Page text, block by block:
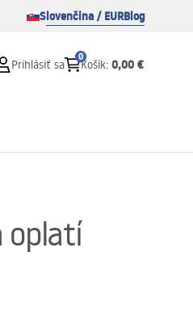
Slovenčina / EURBlog
Prihlásiť sa
0
Košík: 0,00 €
oplatí